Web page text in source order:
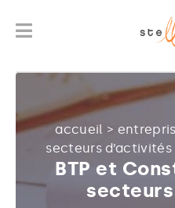
accueil >
secteurs d’activités
BTP et